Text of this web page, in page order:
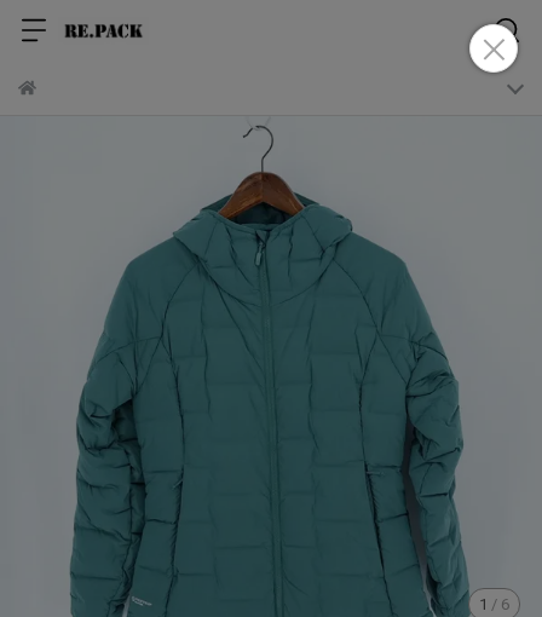
1 / 6